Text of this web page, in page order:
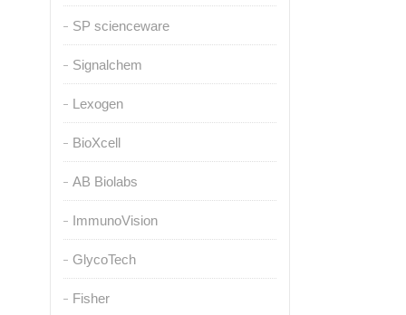
SP scienceware
Signalchem
Lexogen
BioXcell
AB Biolabs
ImmunoVision
GlycoTech
Fisher